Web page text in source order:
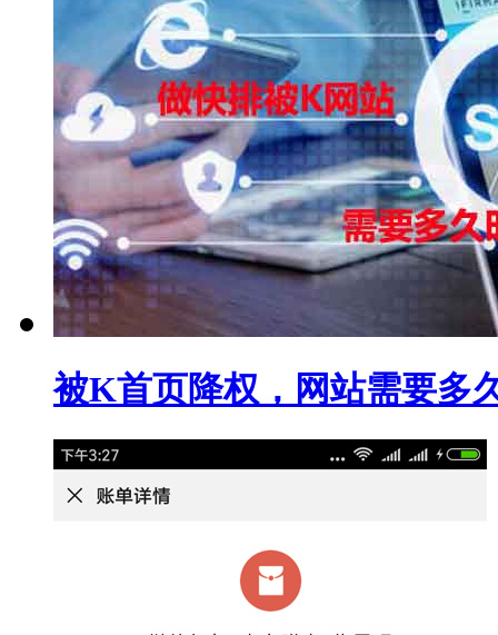
被K首页降权，网站需要多